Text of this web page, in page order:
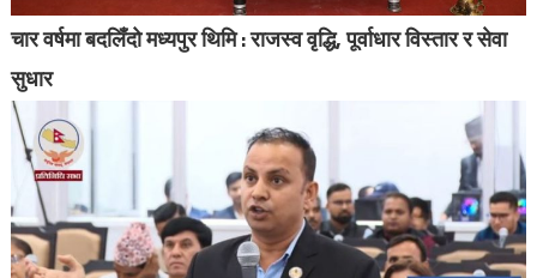
चार वर्षमा बदलिँदो मध्यपुर थिमि : राजस्व वृद्धि, पूर्वाधार विस्तार र सेवा
सुधार